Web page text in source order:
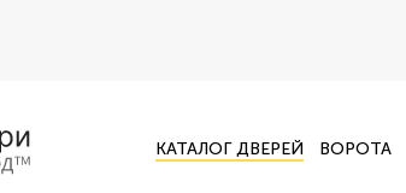
КАТАЛОГ ДВЕРЕЙ ВОРОТА